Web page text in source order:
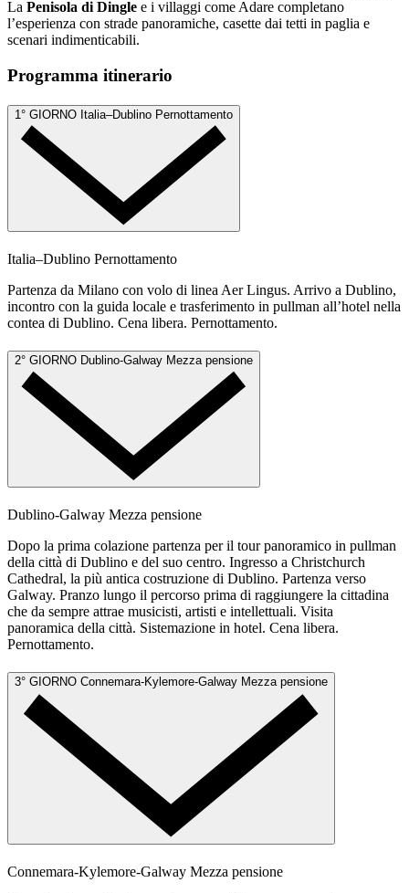
La Penisola di Dingle e i villaggi come Adare completano
l’esperienza con strade panoramiche, casette dai tetti in paglia e
scenari indimenticabili.
Programma itinerario
1° GIORNO Italia–Dublino Pernottamento
Italia–Dublino Pernottamento
Partenza da Milano con volo di linea Aer Lingus. Arrivo a Dublino,
incontro con la guida locale e trasferimento in pullman all’hotel nella
contea di Dublino. Cena libera. Pernottamento.
2° GIORNO Dublino-Galway Mezza pensione
Dublino-Galway Mezza pensione
Dopo la prima colazione partenza per il tour panoramico in pullman
della città di Dublino e del suo centro. Ingresso a Christchurch
Cathedral, la più antica costruzione di Dublino. Partenza verso
Galway. Pranzo lungo il percorso prima di raggiungere la cittadina
che da sempre attrae musicisti, artisti e intellettuali. Visita
panoramica della città. Sistemazione in hotel. Cena libera.
Pernottamento.
3° GIORNO Connemara-Kylemore-Galway Mezza pensione
Connemara-Kylemore-Galway Mezza pensione